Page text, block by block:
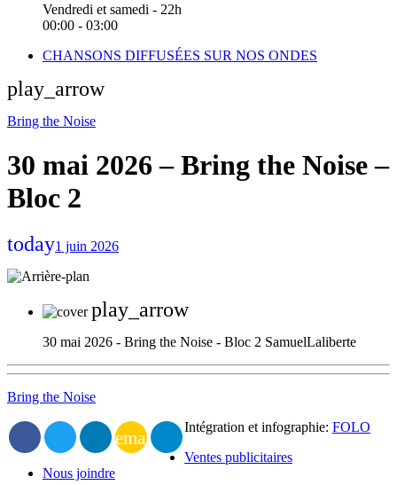
Vendredi et samedi - 22h
00:00 - 03:00
CHANSONS DIFFUSÉES SUR NOS ONDES
play_arrow
Bring the Noise
30 mai 2026 – Bring the Noise –
Bloc 2
today1 juin 2026
play_arrow
30 mai 2026 - Bring the Noise - Bloc 2 SamuelLaliberte
Bring the Noise
email
Intégration et infographie: FOLO
Ventes publicitaires
Nous joindre